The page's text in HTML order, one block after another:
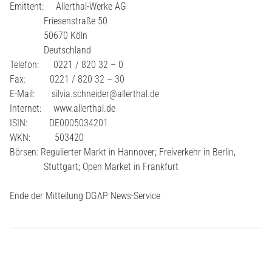
Emittent: Allerthal-Werke AG
Friesenstraße 50
50670 Köln
Deutschland
Telefon: 0221 / 820 32 – 0
Fax: 0221 / 820 32 – 30
E-Mail: silvia.schneider@allerthal.de
Internet: www.allerthal.de
ISIN: DE0005034201
WKN: 503420
Börsen: Regulierter Markt in Hannover; Freiverkehr in Berlin,
Stuttgart; Open Market in Frankfurt
Ende der Mitteilung DGAP News-Service